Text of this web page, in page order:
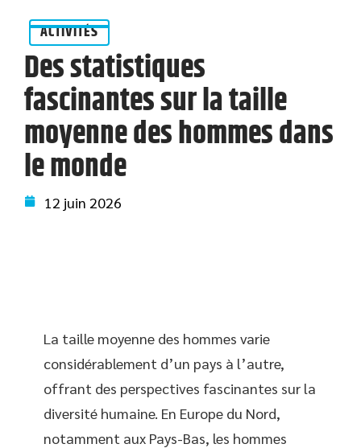
ACTIVITÉS
Des statistiques
fascinantes sur la taille
moyenne des hommes dans
le monde
12 juin 2026
La taille moyenne des hommes varie
considérablement d’un pays à l’autre,
offrant des perspectives fascinantes sur la
diversité humaine. En Europe du Nord,
notamment aux Pays-Bas, les hommes